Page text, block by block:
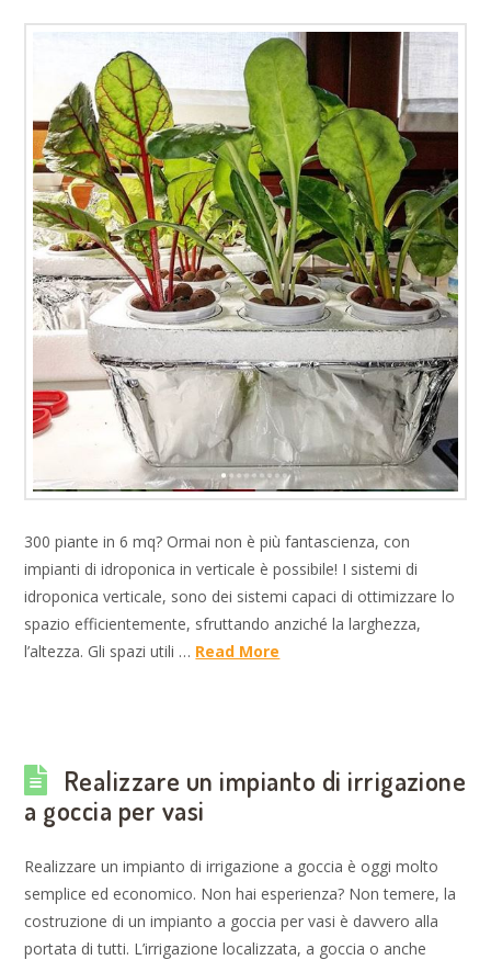
300 piante in 6 mq? Ormai non è più fantascienza, con
impianti di idroponica in verticale è possibile! I sistemi di
idroponica verticale, sono dei sistemi capaci di ottimizzare lo
spazio efficientemente, sfruttando anziché la larghezza,
l’altezza. Gli spazi utili … Read More
Realizzare un impianto di irrigazione
a goccia per vasi
Realizzare un impianto di irrigazione a goccia è oggi molto
semplice ed economico. Non hai esperienza? Non temere, la
costruzione di un impianto a goccia per vasi è davvero alla
portata di tutti. L’irrigazione localizzata, a goccia o anche